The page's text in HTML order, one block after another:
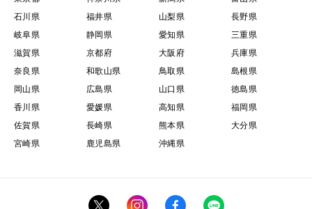
石川県
福井県 山梨県
長野県
岐阜県
静岡県 愛知県
三重県
滋賀県
京都府 大阪府
兵庫県
奈良県
和歌山県 鳥取県
島根県
岡山県
広島県 山口県
徳島県
香川県
愛媛県 高知県
福岡県
佐賀県
長崎県 熊本県
大分県
宮崎県
鹿児島県 沖縄県